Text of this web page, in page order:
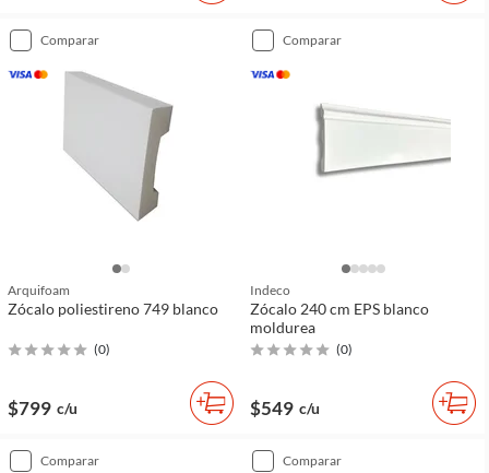
comparar
Arquifoam
Zócalo poliestireno 749 blanco
(0)
$799 c/u
comparar
Indeco
Zócalo 240 cm EPS blanco
moldurea
(0)
$549 c/u
comparar comparar